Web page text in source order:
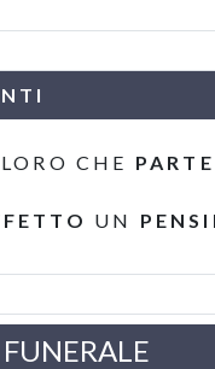
CHE
UN